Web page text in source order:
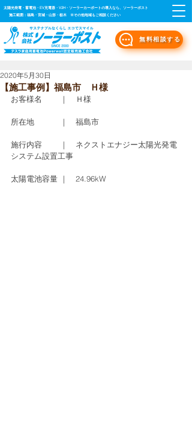
無料相談する
太陽光発電・蓄電池・EV充電器・V2H・ソーラーカーポートの導入なら、ソーラーポスト
施工範囲：福島・宮城・山形・栃木 ※その他地域もご相談ください
【施工事例】福島市 Ｈ様
2020年5月30日
お客様名　　 ｜　Ｈ様
所在地　　　 ｜　福島市
施行内容　　 ｜　ネクストエナジー太陽光発電
システム設置工事
太陽電池容量 ｜　24.96kW